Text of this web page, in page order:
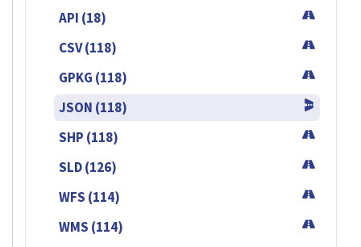
API (18)
CSV (118)
GPKG (118)
JSON (118)
SHP (118)
SLD (126)
WFS (114)
WMS (114)